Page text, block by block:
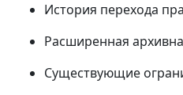
История перехода
Расширенная
Существующие